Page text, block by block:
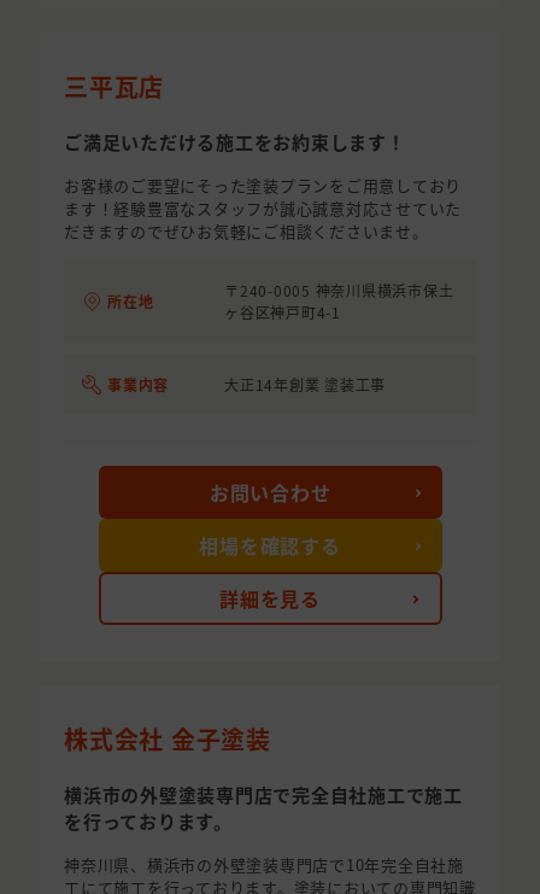
三平瓦店
ご満足いただける施工をお約束します！
お客様のご要望にそった塗装プランをご用意しており
ます！経験豊富なスタッフが誠心誠意対応させていた
だきますのでぜひお気軽にご相談くださいませ。
所在地
〒240-0005 神奈川県横浜市保土
ヶ谷区神戸町4-1
事業内容 大正14年創業 塗装工事
詳細を見る
お問い合わせ
相場を確認する
株式会社 金子塗装
横浜市の外壁塗装専門店で完全自社施工で施工
を行っております。
神奈川県、横浜市の外壁塗装専門店で10年完全自社施
工にて施工を行っております。塗装においての専門知識